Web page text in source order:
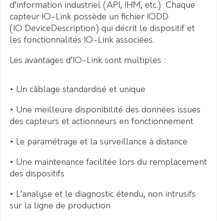
d’information industriel (API, IHM, etc.) Chaque
capteur IO-Link possède un fichier IODD
(IO DeviceDescription) qui décrit le dispositif et
les fonctionnalités IO-Link associées.
Les avantages d’IO-Link sont multiples :
• Un câblage standardisé et unique
• Une meilleure disponibilité des données issues
des capteurs et actionneurs en fonctionnement
• Le paramétrage et la surveillance à distance
• Une maintenance facilitée lors du remplacement
des dispositifs
• L’analyse et le diagnostic étendu, non intrusifs
sur la ligne de production